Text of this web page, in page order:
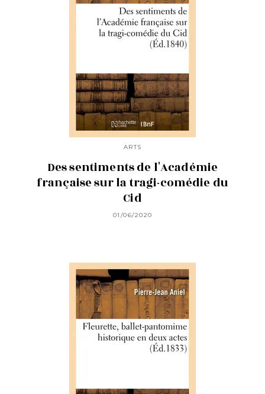
ARTS
Des sentiments de l'Académie
française sur la tragi-comédie du
Cid
01/06/2020